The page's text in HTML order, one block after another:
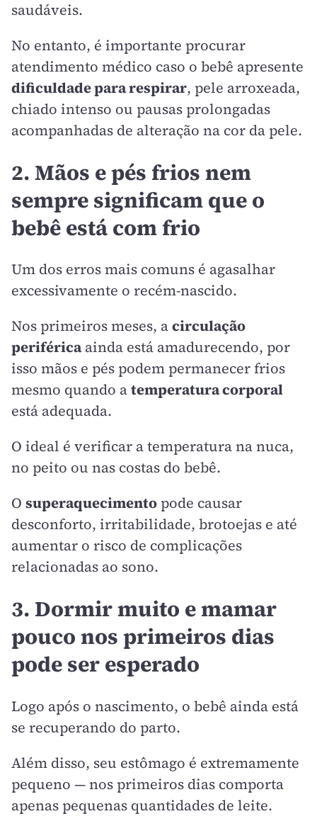
saudáveis.
No entanto, é importante procurar
atendimento médico caso o bebê apresente
dificuldade para respirar, pele arroxeada,
chiado intenso ou pausas prolongadas
acompanhadas de alteração na cor da pele.
2. Mãos e pés frios nem
sempre significam que o
bebê está com frio
Um dos erros mais comuns é agasalhar
excessivamente o recém-nascido.
Nos primeiros meses, acirculação
periféricaainda está amadurecendo, por
isso mãos e pés podem permanecer frios
mesmo quando atemperatura corporal
está adequada.
O ideal é verificar a temperatura na nuca,
no peito ou nas costas do bebê.
O superaquecimentopode causar
desconforto, irritabilidade, brotoejas e até
aumentar o risco de complicações
relacionadas ao sono.
3. Dormir muito e mamar
pouco nos primeiros dias
pode ser esperado
Logo após o nascimento, o bebê ainda está
se recuperando do parto.
Além disso, seu estômago é extremamente
pequeno — nos primeiros dias comporta
apenas pequenas quantidades de leite.